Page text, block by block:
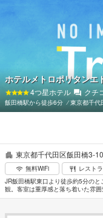
東京都千代田区飯田橋3-
無料WiFi レスト
JR飯田橋駅東口より徒歩約5分の
観。客室は重厚感と落ち着いた雰
部屋、バブルバス完備の部屋など
田空港から車で約40分。成田空港
ホテルメトロポリタンエ
4つ星ホテル クチ
飯田橋駅から徒歩6分 ⁄東京都千代